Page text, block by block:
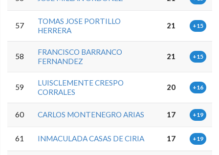
57
TOMAS JOSE PORTILLO
HERRERA
21 +15
58
FRANCISCO BARRANCO
FERNANDEZ
21 +15
59
LUISCLEMENTE CRESPO
CORRALES
20 +16
60 CARLOS MONTENEGRO ARIAS 17 +19
61 INMACULADA CASAS DE CIRIA 17 +19